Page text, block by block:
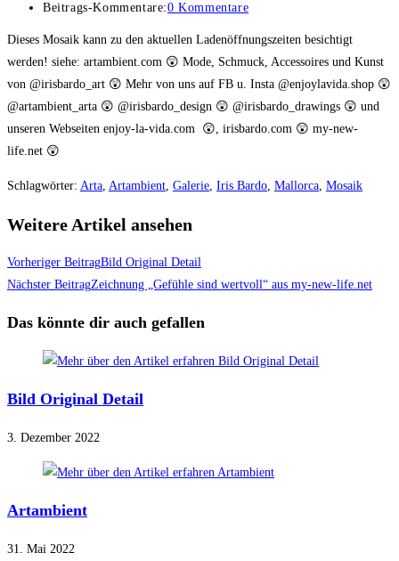
Beitrags-Kommentare:0 Kommentare
Dieses Mosaik kann zu den aktuellen Ladenöffnungszeiten besichtigt
werden! siehe: artambient.com 😲 Mode, Schmuck, Accessoires und Kunst
von @irisbardo_art 😲 Mehr von uns auf FB u. Insta @enjoylavida.shop 😲
@artambient_arta 😲 @irisbardo_design 😲 @irisbardo_drawings 😲 und
unseren Webseiten enjoy-la-vida.com 😲, irisbardo.com 😲 my-new-
life.net 😲
Schlagwörter: Arta, Artambient, Galerie, Iris Bardo, Mallorca, Mosaik
Weitere Artikel ansehen
Vorheriger BeitragBild Original Detail
Nächster BeitragZeichnung „Gefühle sind wertvoll“ aus my-new-life.net
Das könnte dir auch gefallen
Bild Original Detail
3. Dezember 2022
Artambient
31. Mai 2022